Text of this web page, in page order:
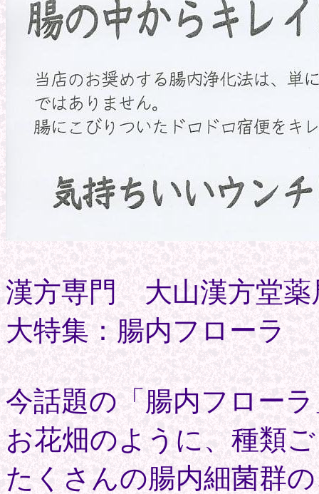
漢方専門 大山漢方堂薬
大特集：腸内フローラ
今話題の「腸内フロー
お花畑のように、種類
たくさんの腸内細菌群